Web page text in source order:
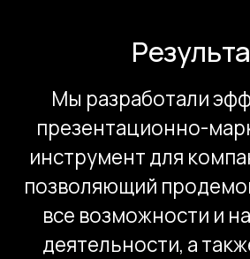
Записаться на
стратегическое
интервью